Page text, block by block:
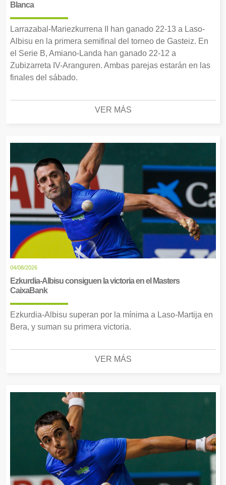
Blanca
Larrazabal-Mariezkurrena II han ganado 22-13 a Laso-
Albisu en la primera semifinal del torneo de Gasteiz. En
el Serie B, Amiano-Landa han ganado 22-12 a
Zubizarreta IV-Aranguren. Ambas parejas estarán en las
finales del sábado.
VER MÁS
04/08/2026
Ezkurdia-Albisu consiguen la victoria en el Masters
CaixaBank
Ezkurdia-Albisu superan por la mínima a Laso-Martija en
Bera, y suman su primera victoria.
VER MÁS